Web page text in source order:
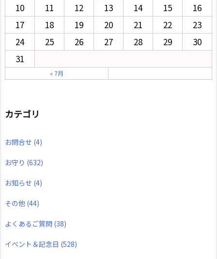
10
11 12 13 14 15
16
17
18 19 20 21 22
23
24
25 26 27 28 29
30
31
« 7月
カテゴリ
お問合せ (4)
お守り (632)
お知らせ (4)
その他 (44)
よくあるご質問 (38)
イベント＆記念日 (528)